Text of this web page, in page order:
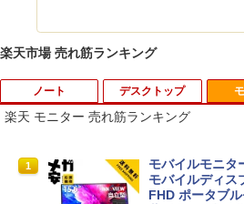
楽天市場 売れ筋ランキング
ノート
1
■新品
F-SZ6 CF-SV1
CF-SV9 日本語
デスクトップ
楽天 モニター 売れ筋ランキング
1
モバイルモニ
モバイルディス
FHD ポータブ